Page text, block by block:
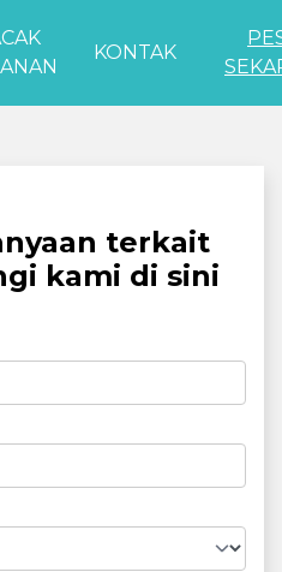
KONTAK
terkait
kami di sini